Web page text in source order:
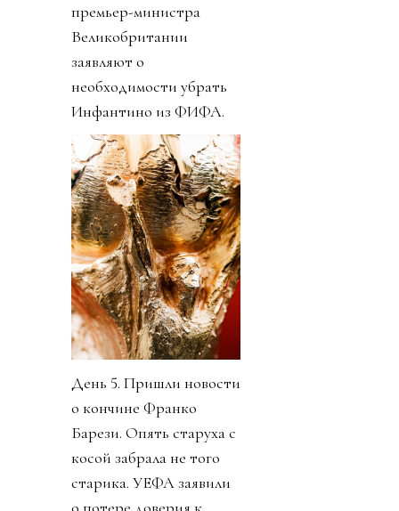
премьер-министра
Великобритании
заявляют о
необходимости убрать
Инфантино из ФИФА.
День 5. Пришли новости
о кончине Франко
Барези. Опять старуха с
косой забрала не того
старика. УЕФА заявили